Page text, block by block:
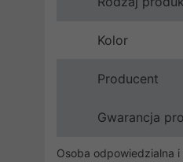
Kolor
Producent
Gwarancja
Osoba odpowiedzialna